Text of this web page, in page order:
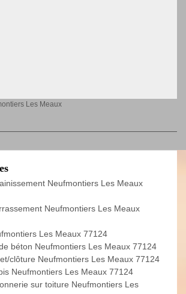
Les Meaux
Neufmontiers Les Meaux
Neufmontiers Les Meaux
Les Meaux 77124
béton Neufmontiers Les Meaux 77124
clôture Neufmontiers Les Meaux 77124
Neufmontiers Les Meaux 77124
sur toiture Neufmontiers Les